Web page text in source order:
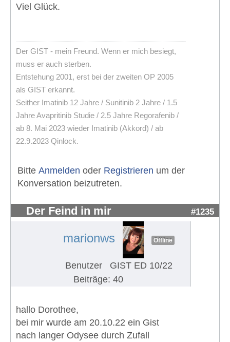
Viel Glück.
Der GIST - mein Freund. Wenn er mich besiegt,
muss er auch sterben.
Entstehung 2001, erst bei der zweiten OP 2005
als GIST erkannt.
Seither Imatinib 12 Jahre / Sunitinib 2 Jahre / 1.5
Jahre Avapritinib Studie / 2.5 Jahre Regorafenib /
ab 8. Mai 2023 wieder Imatinib (Akkord) / ab
22.9.2023 Qinlock.
Bitte Anmelden oder Registrieren um der
Konversation beizutreten.
Der Feind in mir #1235
marionws Offline
Benutzer
GIST ED 10/22
Beiträge: 40
hallo Dorothee,
bei mir wurde am 20.10.22 ein Gist
nach langer Odysee durch Zufall